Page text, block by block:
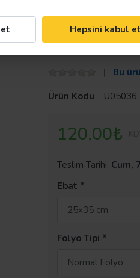
Taroks
Acil Durum
Bu
Ürün Kodu
U05036
120,00₺
Teslim Tarihi: Cum, 7
Ebat
25x35 cm
Folyo Tipi
Normal Folyo
Hepsini kabul et